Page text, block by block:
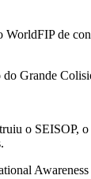
WorldFIP de
do Grande
o SEISOP,